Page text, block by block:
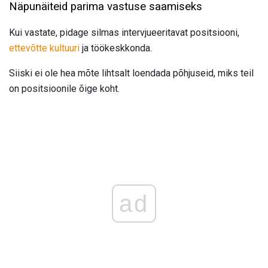
Näpunäiteid parima vastuse saamiseks
Kui vastate, pidage silmas intervjueeritavat positsiooni,
ettevõtte kultuuri ja töökeskkonda.
Siiski ei ole hea mõte lihtsalt loendada põhjuseid, miks teil
on positsioonile õige koht.
ad